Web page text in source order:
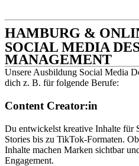
HAMBURG &
SOCIAL MEDIA
MANAGEMENT
Unsere Ausbildung Social Media
dich z. B. für folgende Berufe:
Content Creator:in
Du entwickelst kreative Inhalte für
Stories bis zu TikTok-Formaten.
Inhalte machen Marken sichtbar
Engagement.